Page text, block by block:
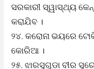
ସରକାରୀ ସ୍ୱାସ୍ଥ୍ୟ
କରାଯିବ ।
୨୪. କରୋନା ଭୟରେ
କୋରିଆ ।
୨୫. ଝାରସୁଗୁଡା ବୀର